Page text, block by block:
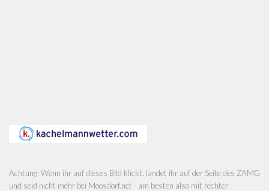
Achtung: Wenn ihr auf dieses Bild klickt, landet ihr auf der Seite des ZAMG
und seid nicht mehr bei Moosdorf.net - am besten also mit rechter